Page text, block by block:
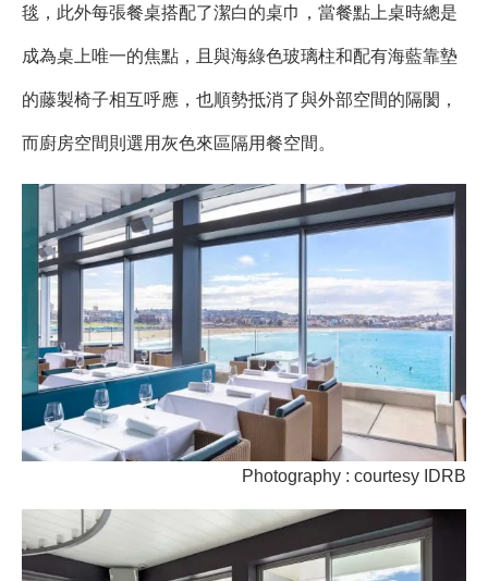
毯，此外每張餐桌搭配了潔白的桌巾，當餐點上桌時總是
成為桌上唯一的焦點，且與海綠色玻璃柱和配有海藍靠墊
的藤製椅子相互呼應，也順勢抵消了與外部空間的隔閡，
而廚房空間則選用灰色來區隔用餐空間。
Photography : courtesy IDRB